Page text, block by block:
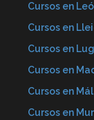
Cursos en
Cursos en
Cursos en
Cursos en
Cursos en
Cursos en